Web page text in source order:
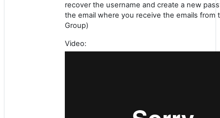
recover the username and create a new
the email where you receive the emails from
Group)
Video: